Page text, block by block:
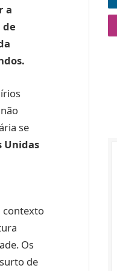
a
de
se
Unidas
contexto
Os
de